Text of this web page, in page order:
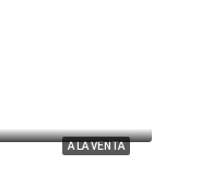
A LA VENTA